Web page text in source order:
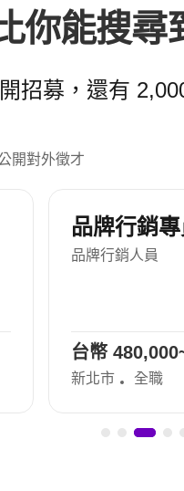
你能搜尋
招募，還有
開對外徵才
土地開發部
其他
台幣
台中 全職